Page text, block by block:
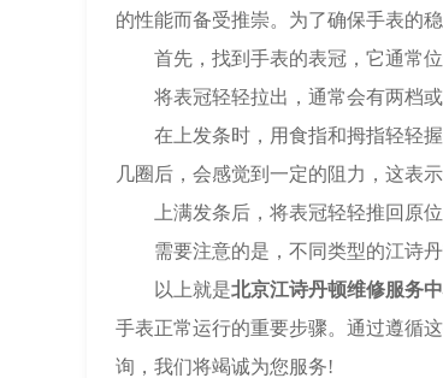
的性能而备受推崇。为了确保手表的
首先，找到手表的表冠，它通常位
将表冠轻轻拉出，通常会有两档或
在上发条时，用食指和拇指轻轻握
几圈后，会感觉到一定的阻力，这表示
上满发条后，将表冠轻轻推回原位
需要注意的是，不同类型的江诗丹
以上就是北京江诗丹顿维修服务
手表正常运行的重要步骤。通过遵循
询，我们将竭诚为您服务!